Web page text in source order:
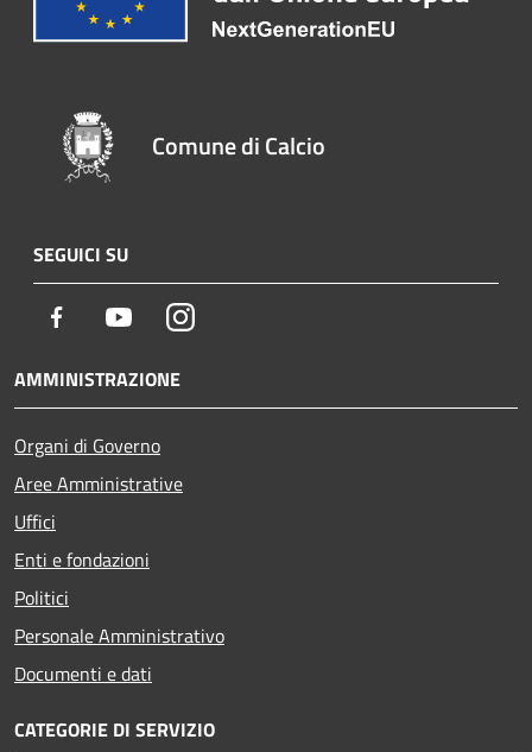
Comune di Calcio
SEGUICI SU
Facebook YoutubeInstagram
AMMINISTRAZIONE
Organi di Governo
Aree Amministrative
Uffici
Enti e fondazioni
Politici
Personale Amministrativo
Documenti e dati
CATEGORIE DI SERVIZIO